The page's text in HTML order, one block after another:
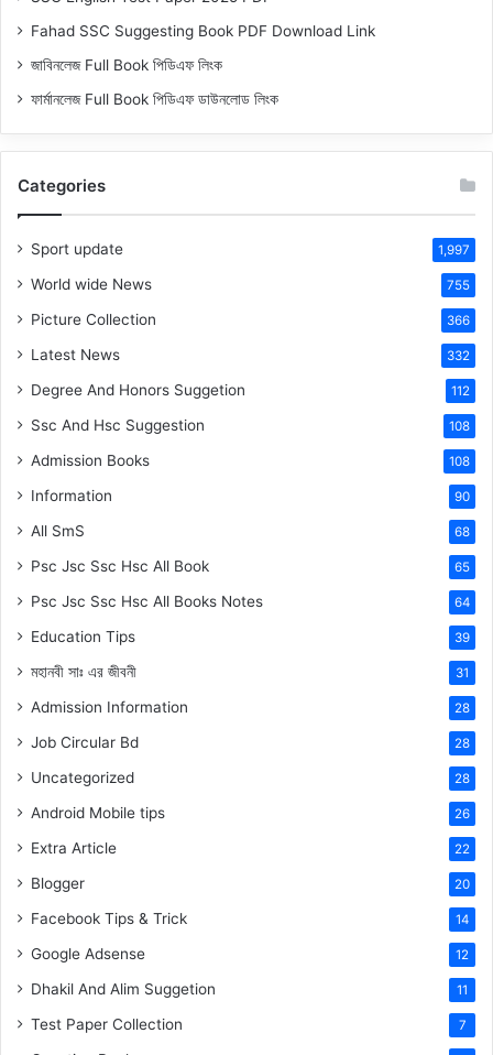
Fahad SSC Suggesting Book PDF Download Link
জাবিনলেজ Full Book পিডিএফ লিংক
ফার্মানলেজ Full Book পিডিএফ ডাউনলোড লিংক
Categories
Sport update 1,997
World wide News 755
Picture Collection 366
Latest News 332
Degree And Honors Suggetion 112
Ssc And Hsc Suggestion 108
Admission Books 108
Information 90
All SmS 68
Psc Jsc Ssc Hsc All Book 65
Psc Jsc Ssc Hsc All Books Notes 64
Education Tips 39
মহানবী সাঃ এর জীবনী 31
Admission Information 28
Job Circular Bd 28
Uncategorized 28
Android Mobile tips 26
Extra Article 22
Blogger 20
Facebook Tips & Trick 14
Google Adsense 12
Dhakil And Alim Suggetion 11
Test Paper Collection 7